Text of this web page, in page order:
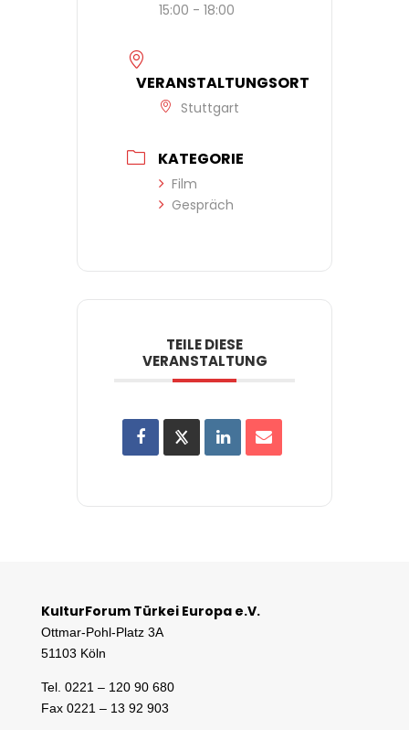
15:00 - 18:00
VERANSTALTUNGSORT
Stuttgart
KATEGORIE
Film
Gespräch
TEILE DIESE
VERANSTALTUNG
KulturForum Türkei Europa e.V.
Ottmar-Pohl-Platz 3A
51103 Köln
Tel. 0221 – 120 90 680
Fax 0221 – 13 92 903